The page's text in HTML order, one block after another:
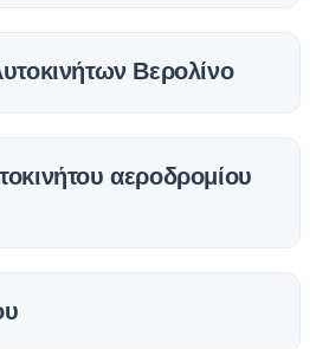
Βερολίνο
αεροδρομίου